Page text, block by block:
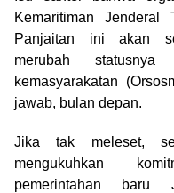
Kemaritiman
Panjaitan ini akan
merubah
kemasyarakatan
jawab, bulan depan.
Jika tak meleset,
mengukuhkan
pemerintahan baru